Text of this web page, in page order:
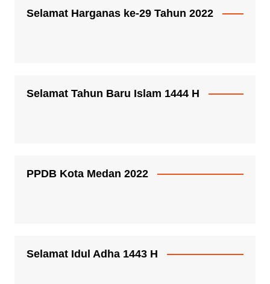
Selamat Harganas ke-29 Tahun 2022
Selamat Tahun Baru Islam 1444 H
PPDB Kota Medan 2022
Selamat Idul Adha 1443 H